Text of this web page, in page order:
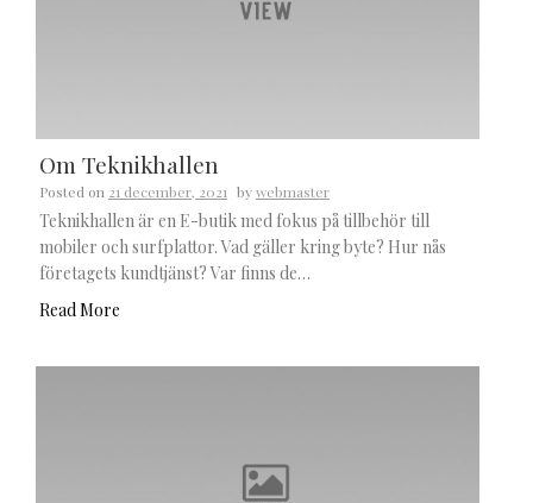
Om Teknikhallen
Posted on 21 december, 2021 bywebmaster
Teknikhallen är en E-butik med fokus på tillbehör till
mobiler och surfplattor. Vad gäller kring byte? Hur nås
företagets kundtjänst? Var finns de…
Read More